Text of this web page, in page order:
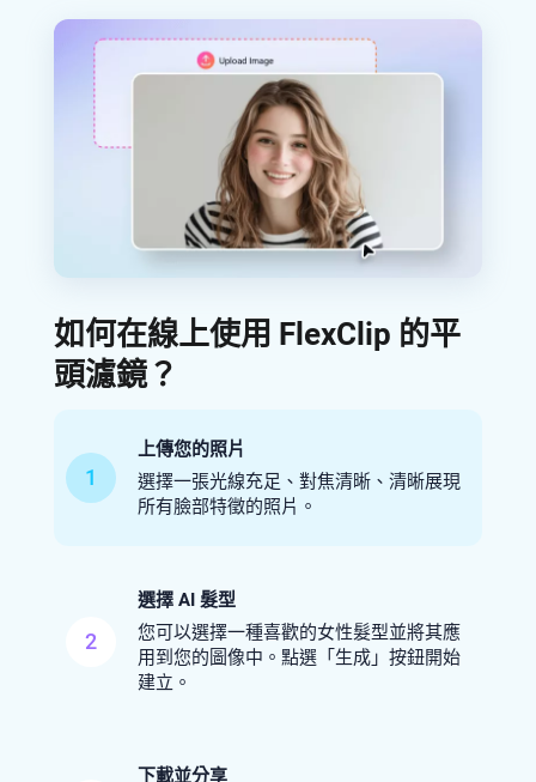
如何在線上使用 FlexClip 的平
頭濾鏡？
1
上傳您的照片
選擇一張光線充足、對焦清晰、清晰展現
所有臉部特徵的照片。
2
選擇 AI 髮型
您可以選擇一種喜歡的女性髮型並將其應
用到您的圖像中。點選「生成」按鈕開始
建立。
下載並分享